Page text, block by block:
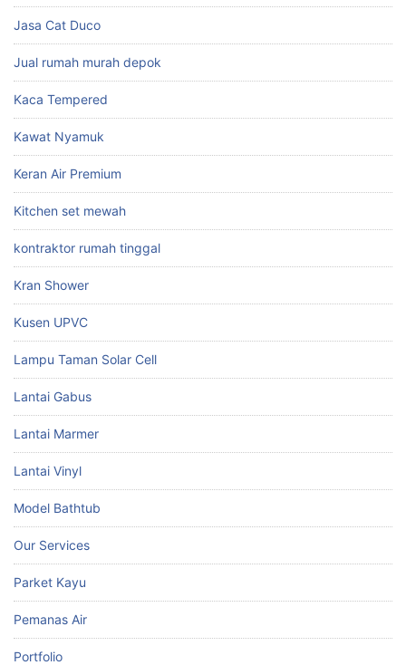
Jasa Cat Duco
Jual rumah murah depok
Kaca Tempered
Kawat Nyamuk
Keran Air Premium
Kitchen set mewah
kontraktor rumah tinggal
Kran Shower
Kusen UPVC
Lampu Taman Solar Cell
Lantai Gabus
Lantai Marmer
Lantai Vinyl
Model Bathtub
Our Services
Parket Kayu
Pemanas Air
Portfolio